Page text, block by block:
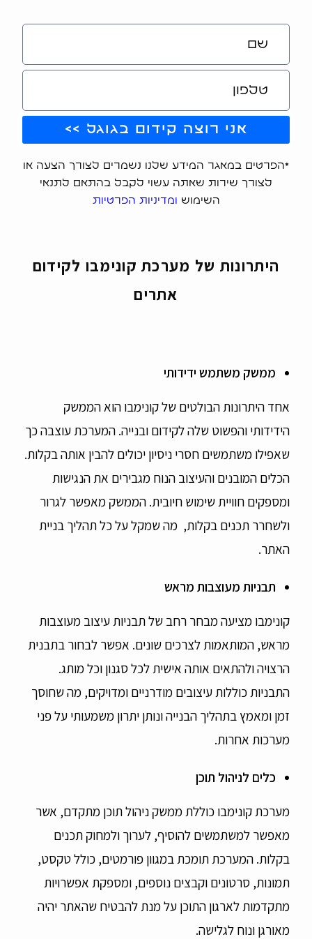
אני רוצה קידום בגוגל >>
*הפרטים במאגר המידע שלנו נשמרים לצורך הצעה או
לצורך שירות שאתה עשוי לקבל בהתאם לתנאי
השימוש
ומדיניות הפרטיות
היתרונות של מערכת קונימבו לקידום
אתרים
ממשק משתמש ידידותי
אחד היתרונות הבולטים של קונימבו הוא הממשק
הידידותי והפשוט שלה לקידום ובנייה. המערכת עוצבה כך
שאפילו משתמשים חסרי ניסיון יכולים להבין אותה בקלות.
הכלים המובנים והעיצוב הנוח מגבירים את הנגישות
ומספקים חוויית שימוש חיובית. הממשק מאפשר לגרור
ולשחרר תכנים בקלות, מה שמקל על כל תהליך בניית
האתר.
תבניות מעוצבות מראש
קונימבו מציעה מבחר רחב של תבניות עיצוב מעוצבות
מראש, המותאמות לצרכים שונים. אפשר לבחור בתבנית
הרצויה ולהתאים אותה אישית לכל סגנון וכל מותג.
התבניות כוללות עיצובים מודרניים ומדויקים, מה שחוסך
זמן ומאמץ בתהליך הבנייה ונותן יתרון משמעותי על פני
מערכות אחרות.
כלים לניהול תוכן
מערכת קונימבו כוללת ממשק ניהול תוכן מתקדם, אשר
מאפשר למשתמשים להוסיף, לערוך ולמחוק תכנים
בקלות. המערכת תומכת במגוון פורמטים, כולל טקסט,
תמונות, סרטונים וקבצים נוספים, ומספקת אפשרויות
מתקדמות לארגון התוכן על מנת להבטיח שהאתר יהיה
מאורגן ונוח לגלישה.